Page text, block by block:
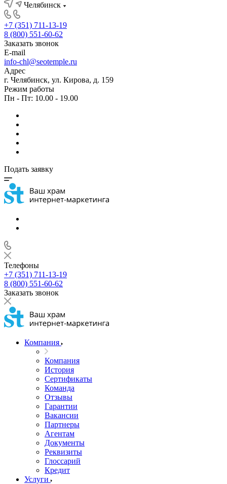
Челябинск
+7 (351) 711-13-19
8 (800) 551-60-62
Заказать звонок
E-mail
info-chl@seotemple.ru
Адрес
г. Челябинск, ул. Кирова, д. 159
Режим работы
Пн - Пт: 10.00 - 19.00
Подать заявку
Телефоны
+7 (351) 711-13-19
8 (800) 551-60-62
Заказать звонок
Компания
Компания
История
Сертификаты
Команда
Отзывы
Гарантии
Вакансии
Партнеры
Агентам
Документы
Реквизиты
Глоссарий
Кредит
Услуги